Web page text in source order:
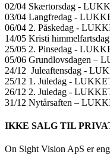
02/04 Skærtorsdag ​​-
03/04 Langfredag ​​-
06/04 2. Påskedag ​​-
14/05 Kristi
25/05 2. Pinsedag ​​-
05/06 Grundlovsdagen –
24/12 Juleaftensdag ​​-
25/12 1. Juledag ​​-
26/12 2. Juledag ​​-
31/12 Nytårsaften –
IKKE SALG TIL
On Sight Vision ApS er